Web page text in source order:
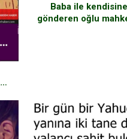
Baba ile
gönderen oğlu